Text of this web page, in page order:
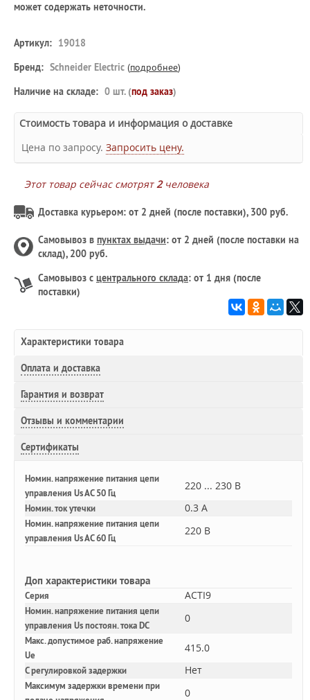
может содержать неточности.
Артикул: 19018
Бренд: Schneider Electric (подробнее)
Наличие на складе: 0 шт. (под заказ)
Стоимость товара и информация о доставке
Цена по запросу. Запросить цену.
Этот товар сейчас смотрят2человека
Доставка курьером: от 2 дней (после поставки), 300 руб.
Самовывоз в пунктах выдачи: от 2 дней (после поставки на
склад), 200 руб.
Самовывоз с центрального склада: от 1 дня (после
поставки)
Характеристики товара
Оплата и доставка
Гарантия и возврат
Отзывы и комментарии
Сертификаты
Номин. напряжение питания цепи
управления Us AC 50 Гц
220 ... 230 В
Номин. ток утечки 0.3 А
Номин. напряжение питания цепи
управления Us AC 60 Гц
220 В
Доп характеристики товара
Серия ACTI9
Номин. напряжение питания цепи
управления Us постоян. тока DC
0
Макс. допустимое раб. напряжение
Ue
415.0
С регулировкой задержки Нет
Максимум задержки времени при
0